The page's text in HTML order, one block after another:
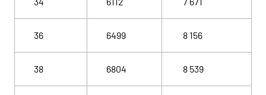
36 6499 8 156
38 6804 8 539